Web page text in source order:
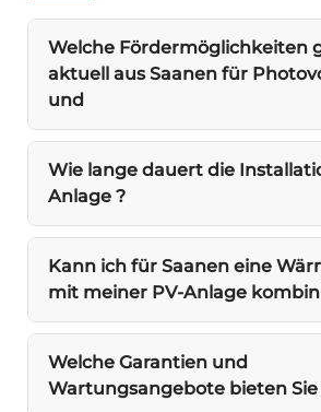
Welche Fördermöglichkeiten
aktuell aus Saanen für
und
Wie lange dauert die
Anlage ?
Kann ich für Saanen eine
mit meiner PV-Anlage
Welche Garantien und
Wartungsangebote bieten Sie